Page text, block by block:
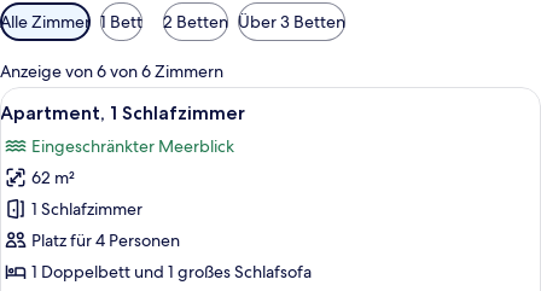
Verfügbare
Filter
für
Zimmer
Alle Zimmer 1 Bett 2 Betten Über 3 Betten
Anzeige von 6 von 6 Zimmern
Alle
Fotos
für
Apartment,
Schlafzimmer
anzeigen
Ein Hotelzimmer mit Bett,
7
Apartment, 1 Schlafzimmer
Eingeschränkter Meerblick
62 m²
1 Schlafzimmer
Platz für 4 Personen
1 Doppelbett und 1 großes Schlafsofa